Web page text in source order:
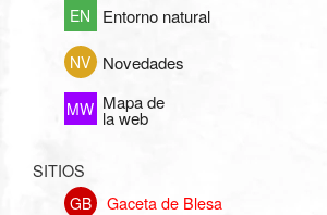
EN Entorno natural
NV Novedades
MW Mapa de
la web
SITIOS
GB Gaceta de Blesa